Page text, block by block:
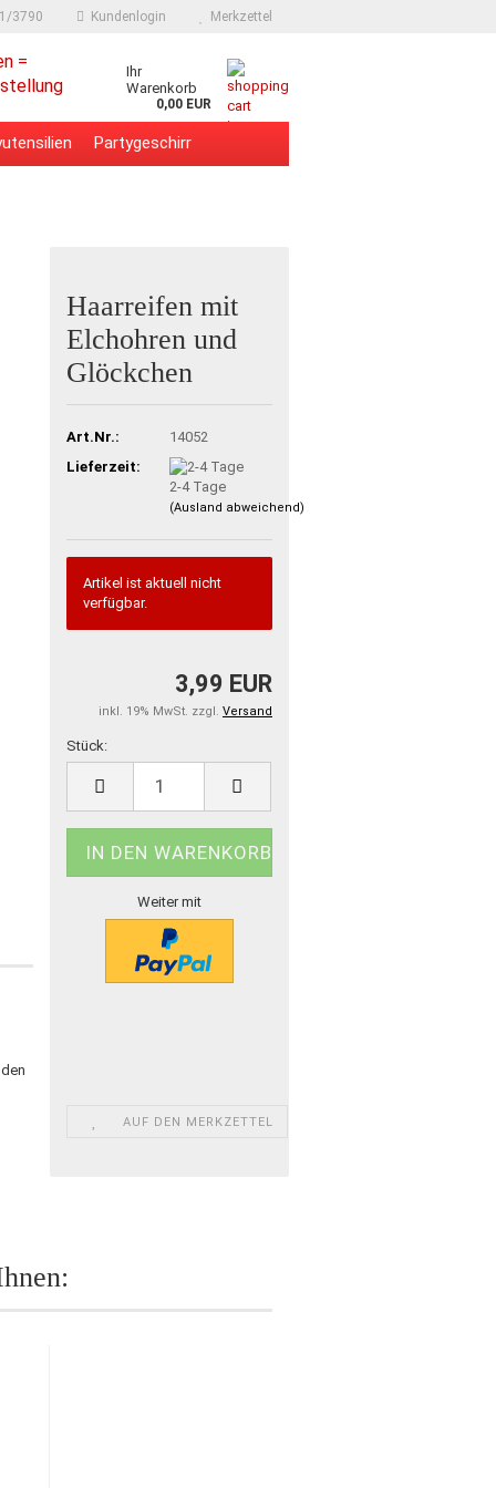
3790 Kundenlogin Merkzettel
=
Ihr
Warenkorb
0,00 EUR
Partygeschirr
Haarreifen mit
Elchohren und
Glöckchen
Art.Nr.:
14052
Lieferzeit:
2-4 Tage
(Ausland abweichend)
Artikel ist aktuell nicht
verfügbar.
3,99 EUR
inkl. 19% MwSt. zzgl. Versand
Stück:
Stück
Weiter mit
AUF DEN MERKZETTEL